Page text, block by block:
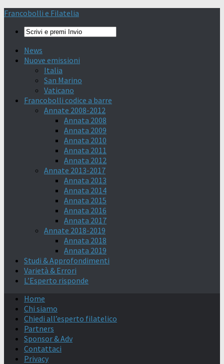
Francobolli e Filatelia
News
Nuove emissioni
Italia
San Marino
Vaticano
Francobolli codice a barre
Annate 2008-2012
Annata 2008
Annata 2009
Annata 2010
Annata 2011
Annata 2012
Annate 2013-2017
Annata 2013
Annata 2014
Annata 2015
Annata 2016
Annata 2017
Annate 2018-2019
Annata 2018
Annata 2019
Studi & Approfondimenti
Varietà & Errori
L’Esperto risponde
Home
Chi siamo
Chiedi all’esperto filatelico
Partners
Sponsor & Adv
Contattaci
Privacy